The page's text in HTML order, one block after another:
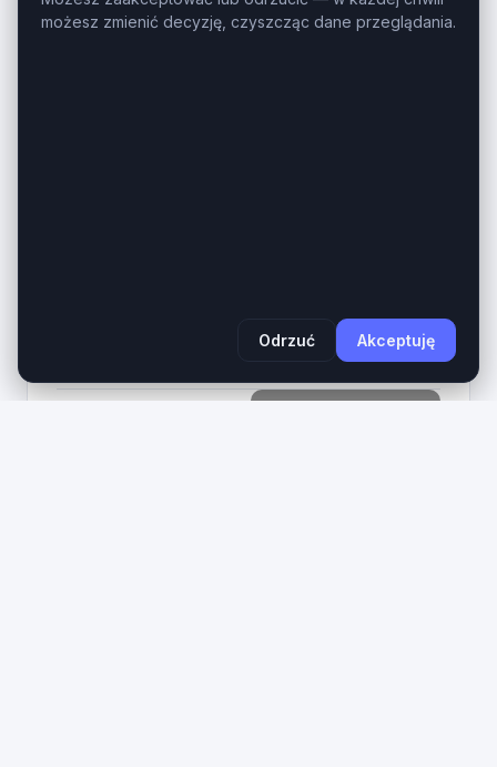
690PLN Zobacz na giełdzie
możesz zmienić decyzję, czyszcząc dane przeglądania.
Odrzuć Akceptuję